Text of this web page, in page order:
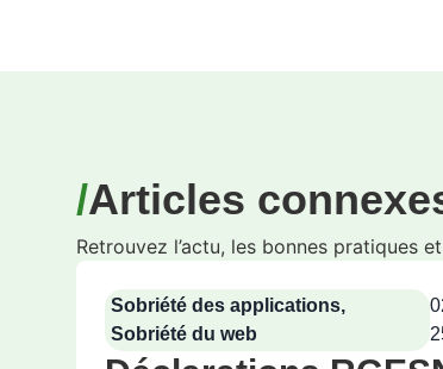
Articles
Retrouvez l’actu, les bonnes pratiques
Sobriété des applications,
Sobriété du web